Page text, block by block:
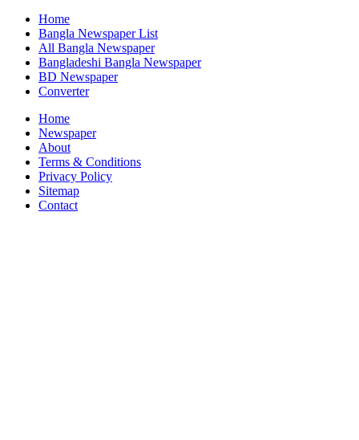
Home
Bangla Newspaper List
All Bangla Newspaper
Bangladeshi Bangla Newspaper
BD Newspaper
Converter
Home
Newspaper
About
Terms & Conditions
Privacy Policy
Sitemap
Contact